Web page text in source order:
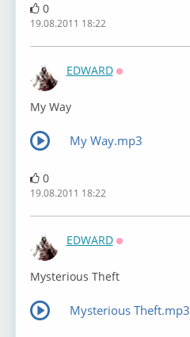
0
19.08.2011 18:22
EDWARD
My Way
My Way.mp3
0
19.08.2011 18:22
EDWARD
Mysterious Theft
Mysterious Theft.mp3